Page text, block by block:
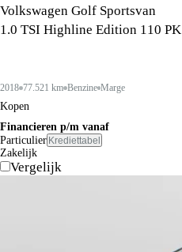
Volkswagen Golf Sportsvan
1.0 TSI Highline Edition 110 PK
2018 77.521 km Benzine Marge
Kopen
Financieren p/m vanaf
Particulier Krediettabel
Zakelijk
Vergelijk